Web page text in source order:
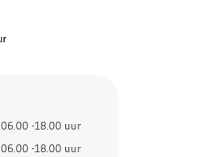
06.00 -18.00 uur
06.00 -18.00 uur